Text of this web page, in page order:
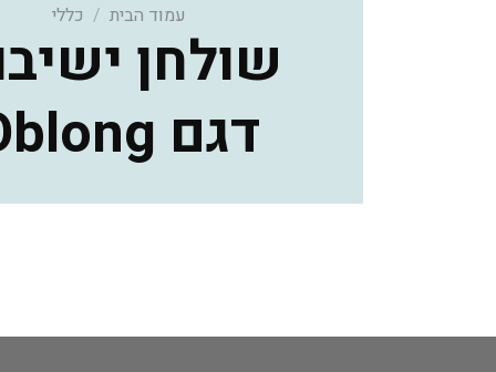
עמוד הבית / כללי
שולחן
דגם Oblong